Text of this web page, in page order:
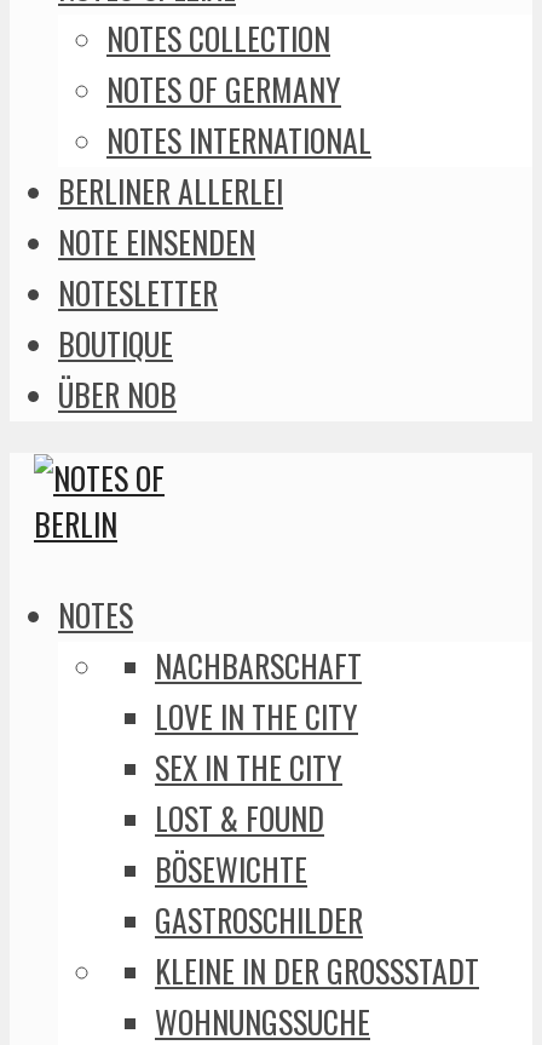
NOTES COLLECTION
NOTES OF GERMANY
NOTES INTERNATIONAL
BERLINER ALLERLEI
NOTE EINSENDEN
NOTESLETTER
BOUTIQUE
ÜBER NOB
NOTES
NACHBARSCHAFT
LOVE IN THE CITY
SEX IN THE CITY
LOST & FOUND
BÖSEWICHTE
GASTROSCHILDER
KLEINE IN DER GROSSSTADT
WOHNUNGSSUCHE